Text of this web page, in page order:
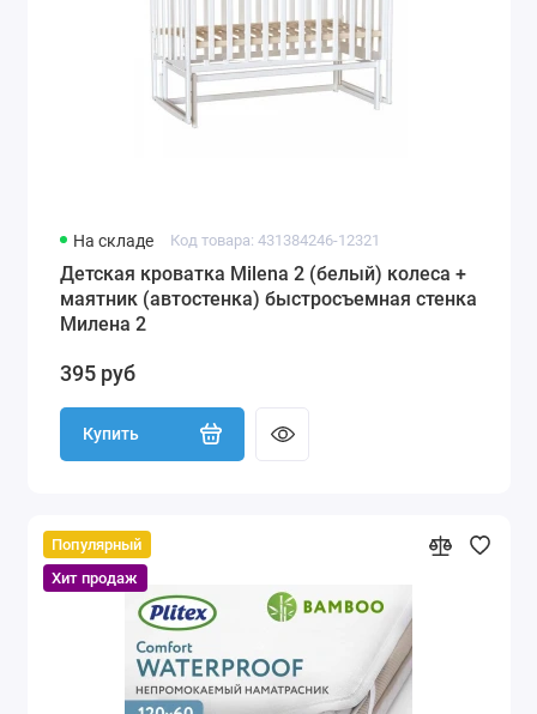
На складе Код товара: 431384246-12321
Детская кроватка Milena 2 (белый) колеса +
маятник (автостенка) быстросъемная стенка
Милена 2
395 руб
Купить
Популярный
Хит продаж